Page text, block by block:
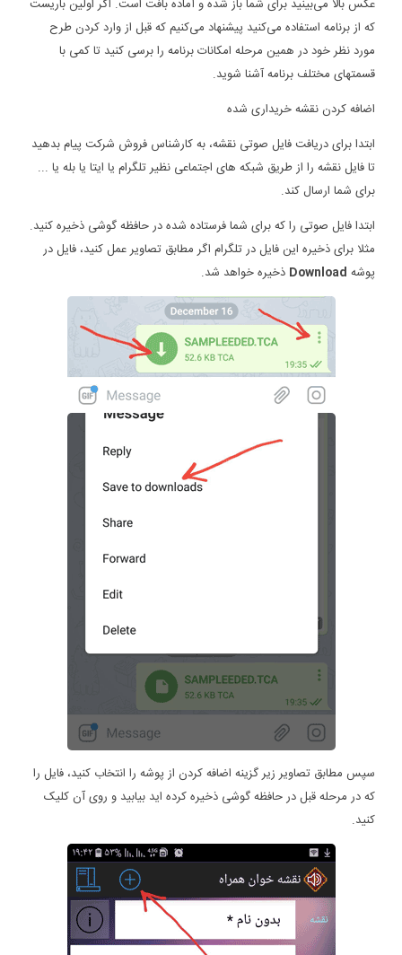
عکس بالا می‌بینید برای شما باز شده و آماده بافت است. اگر اولین باریست
که از برنامه استفاده می‌کنید پیشنهاد می‌کنیم که قبل از وارد کردن طرح
مورد نظر خود در همین مرحله امکانات برنامه را برسی کنید تا کمی با
قسمتهای مختلف برنامه آشنا شوید.
اضافه کردن نقشه خریداری شده
ابتدا برای دریافت فایل صوتی نقشه، به کارشناس فروش شرکت پیام بدهید
تا فایل نقشه را از طریق شبکه های اجتماعی نظیر تلگرام یا ایتا یا بله یا ...
برای شما ارسال کند.
ابتدا فایل صوتی را که برای شما فرستاده شده در حافظه گوشی ذخیره کنید.
مثلا برای ذخیره این فایل در تلگرام اگر مطابق تصاویر عمل کنید، فایل در
پوشه Download ذخیره خواهد شد.
سپس مطابق تصاویر زیر گزینه اضافه کردن از پوشه را انتخاب کنید، فایل را
که در مرحله قبل در حافظه گوشی ذخیره کرده اید بیابید و روی آن کلیک
کنید.